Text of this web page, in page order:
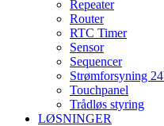
Repeater
Router
RTC Timer
Sensor
Sequencer
Strømforsyning
Touchpanel
Trådløs styring
LØSNINGER